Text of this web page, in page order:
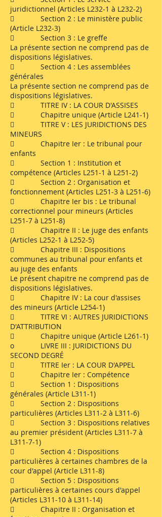
juridictionnel (Articles L232-1 à L232-2)
 Section 2 : Le ministère public
(Article L232-3)
 Section 3 : Le greffe
La présente section ne comprend pas de
dispositions législatives.
 Section 4 : Les assemblées
générales
La présente section ne comprend pas de
dispositions législatives.
 TITRE IV : LA COUR D'ASSISES
 Chapitre unique (Article L241-1)
 TITRE V : LES JURIDICTIONS DES
MINEURS
 Chapitre Ier : Le tribunal pour
enfants
 Section 1 : Institution et
compétence (Articles L251-1 à L251-2)
 Section 2 : Organisation et
fonctionnement (Articles L251-3 à L251-6)
 Chapitre Ier bis : Le tribunal
correctionnel pour mineurs (Articles
L251-7 à L251-8)
 Chapitre II : Le juge des enfants
(Articles L252-1 à L252-5)
 Chapitre III : Dispositions
communes au tribunal pour enfants et
au juge des enfants
Le présent chapitre ne comprend pas de
dispositions législatives.
 Chapitre IV : La cour d'assises
des mineurs (Article L254-1)
 TITRE VI : AUTRES JURIDICTIONS
D'ATTRIBUTION
 Chapitre unique (Article L261-1)
o LIVRE III : JURIDICTIONS DU
SECOND DEGRÉ
 TITRE Ier : LA COUR D'APPEL
 Chapitre Ier : Compétence
 Section 1 : Dispositions
générales (Article L311-1)
 Section 2 : Dispositions
particulières (Articles L311-2 à L311-6)
 Section 3 : Dispositions relatives
au premier président (Articles L311-7 à
L311-7-1)
 Section 4 : Dispositions
particulières à certaines chambres de la
cour d'appel (Article L311-8)
 Section 5 : Dispositions
particulières à certaines cours d'appel
(Articles L311-10 à L311-14)
 Chapitre II : Organisation et